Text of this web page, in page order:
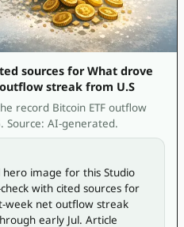
sources for What drove
streak from U.S
record Bitcoin ETF outflow
Source: AI-generated.
image for this Studio
with cited sources for
week net outflow streak
early Jul. Article